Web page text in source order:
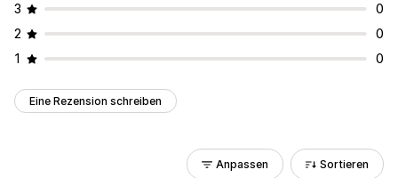
3
0
2
0
1
0
Eine Rezension schreiben
Anpassen Sortieren